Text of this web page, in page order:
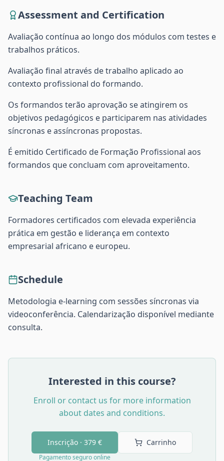
Assessment and Certification
Avaliação contínua ao longo dos módulos com testes e
trabalhos práticos.
Avaliação final através de trabalho aplicado ao
contexto profissional do formando.
Os formandos terão aprovação se atingirem os
objetivos pedagógicos e participarem nas atividades
síncronas e assíncronas propostas.
É emitido Certificado de Formação Profissional aos
formandos que concluam com aproveitamento.
Teaching Team
Formadores certificados com elevada experiência
prática em gestão e liderança em contexto
empresarial africano e europeu.
Schedule
Metodologia e-learning com sessões síncronas via
videoconferência. Calendarização disponível mediante
consulta.
Interested in this course?
Enroll or contact us for more information
about dates and conditions.
Inscrição · 379 €
Pagamento seguro online
Carrinho